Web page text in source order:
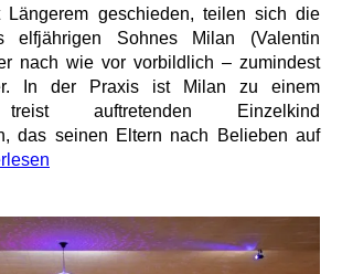
Längerem geschieden, teilen sich die
elfjährigen Sohnes Milan (Valentin
nach wie vor vorbildlich – zumindest
In der Praxis ist Milan zu einem
treist auftretenden Einzelkind
das seinen Eltern nach Belieben auf